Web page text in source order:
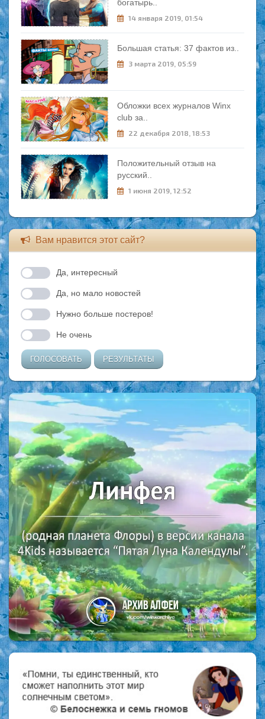
богатырь..
14 января 2019, 01:54
Большая статья: 37 фактов из..
3 марта 2019, 05:59
Обложки всех журналов Winx
club за..
22 декабря 2018, 18:53
Положительный отзыв на
русский..
1 июня 2019, 12:52
Вам нравится этот сайт?
Да, интересный
Да, но мало новостей
Нужно больше постеров!
Не очень
ГОЛОСОВАТЬ РЕЗУЛЬТАТЫ